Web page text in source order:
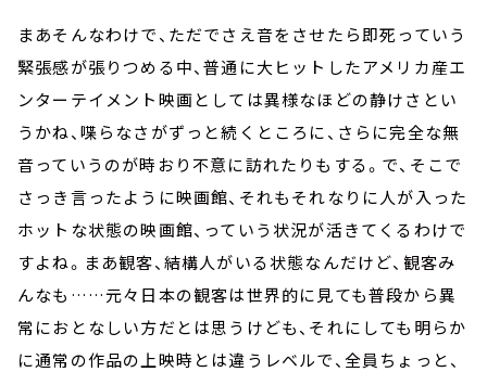
まあそんなわけで、ただでさえ音をさせたら即死っていう
緊張感が張りつめる中、普通に大ヒットしたアメリカ産エ
ンターテイメント映画としては異様なほどの静けさとい
うかね、喋らなさがずっと続くところに、さらに完全な無
音っていうのが時おり不意に訪れたりもする。で、そこで
さっき言ったように映画館、それもそれなりに人が入った
ホットな状態の映画館、っていう状況が活きてくるわけで
すよね。まあ観客、結構人がいる状態なんだけど、観客み
んなも……元々日本の観客は世界的に見ても普段から異
常におとなしい方だとは思うけども、それにしても明らか
に通常の作品の上映時とは違うレベルで、全員ちょっと、